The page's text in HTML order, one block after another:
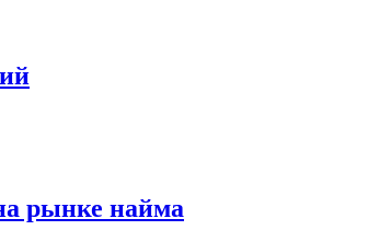
рынке найма